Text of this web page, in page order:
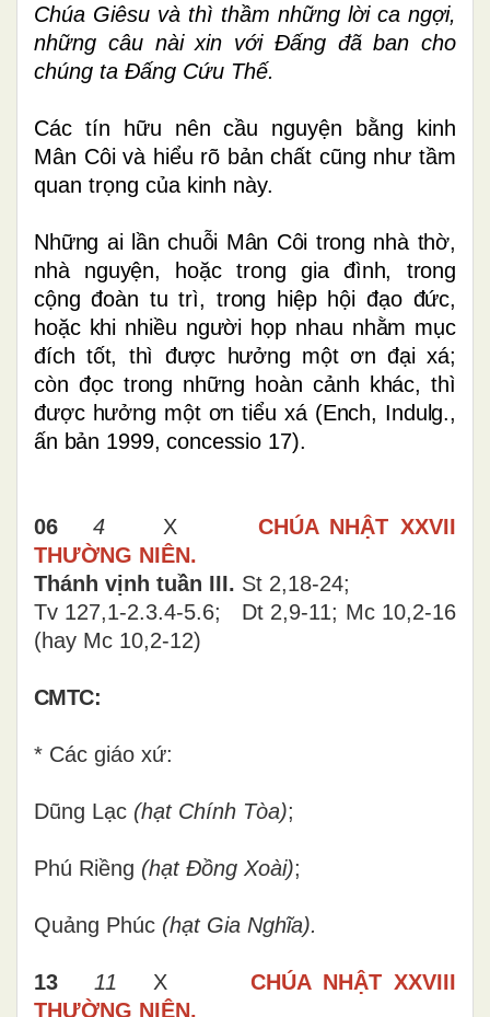
Chúa Giêsu và thì thầm những lời ca ngợi,
những câu nài xin với Đấng đã ban cho
chúng ta Đấng Cứu Thế.
Các tín hữu nên cầu nguyện bằng kinh
Mân Côi và hiểu rõ bản chất cũng như tầm
quan trọng của kinh này.
Những ai lần chuỗi Mân Côi trong nhà thờ,
nhà nguyện, hoặc trong gia đình, trong
cộng đoàn tu trì, trong hiệp hội đạo đức,
hoặc khi nhiều người họp nhau nhằm mục
đích tốt, thì được hưởng một ơn đại xá;
còn đọc trong những hoàn cảnh khác, thì
được hưởng một ơn tiểu xá (Ench, Indulg.,
ấn bản 1999, concessio 17).
06 4X CHÚA NHẬT XXVII
THƯỜNG NIÊN.
Thánh vịnh tuần III. St 2,18-24;
Tv 127,1-2.3.4-5.6; Dt 2,9-11; Mc 10,2-16
(hay Mc 10,2-12)
CMTC:
* Các giáo xứ:
Dũng Lạc (hạt Chính Tòa);
Phú Riềng (hạt Đồng Xoài);
Quảng Phúc (hạt Gia Nghĩa).
13 11 XCHÚA NHẬT XXVIII
THƯỜNG NIÊN.